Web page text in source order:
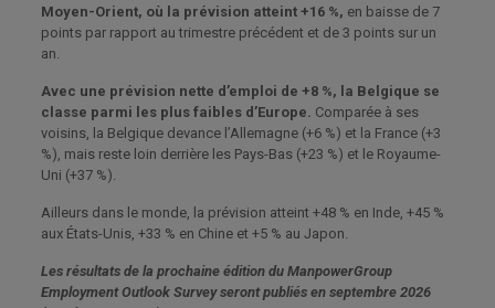
Moyen-Orient, où la prévision atteint +16 %, en baisse de 7
points par rapport au trimestre précédent et de 3 points sur un
an.
Avec une prévision nette d’emploi de +8 %, la Belgique se
classe parmi les plus faibles d’Europe. Comparée à ses
voisins, la Belgique devance l’Allemagne (+6 %) et la France (+3
%), mais reste loin derrière les Pays-Bas (+23 %) et le Royaume-
Uni (+37 %).
Ailleurs dans le monde, la prévision atteint +48 % en Inde, +45 %
aux États-Unis, +33 % en Chine et +5 % au Japon.
Les résultats de la prochaine édition du ManpowerGroup
Employment Outlook Survey seront publiés en septembre 2026